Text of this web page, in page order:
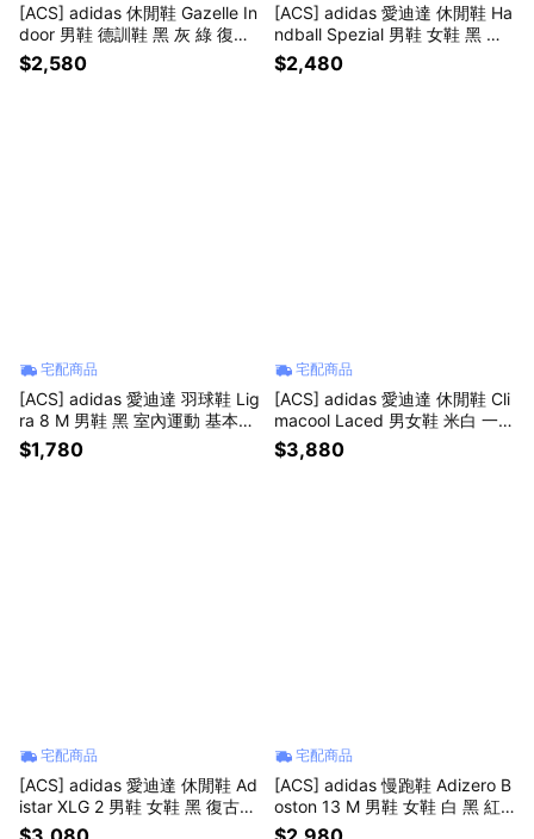
[ACS] adidas 休閒鞋 Gazelle In
door 男鞋 德訓鞋 黑 灰 綠 復古
麂皮 愛迪達 JQ8399
$2,580
[ACS] adidas 愛迪達 休閒鞋 Ha
ndball Spezial 男鞋 女鞋 黑 復
古 膠底 德訓鞋 KJ1167
$2,480
宅配商品
[ACS] adidas 愛迪達 羽球鞋 Lig
ra 8 M 男鞋 黑 室內運動 基本款
緩衝 運動鞋 IH0526
$1,780
宅配商品
[ACS] adidas 愛迪達 休閒鞋 Cli
macool Laced 男女鞋 米白 一體
成型 透氣 3D列印 KJ8968
$3,880
宅配商品
[ACS] adidas 愛迪達 休閒鞋 Ad
istar XLG 2 男鞋 女鞋 黑 復古
老爹鞋 HQ7555
宅配商品
[ACS] adidas 慢跑鞋 Adizero B
oston 13 M 男鞋 女鞋 白 黑 紅
緩震 運動鞋 愛迪達 JS4932